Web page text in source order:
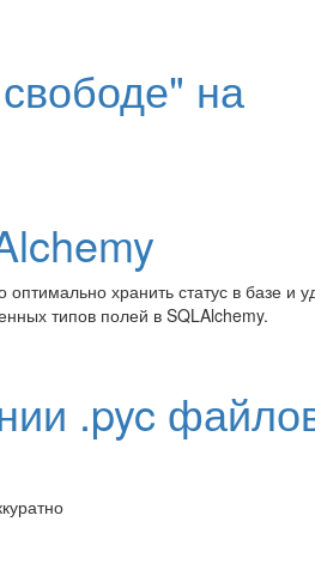
на
хранить статус в базе и
типов полей в SQLAlchemy.
.pyc